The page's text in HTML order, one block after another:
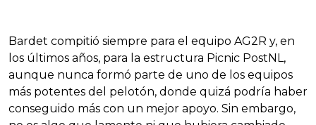
Bardet compitió siempre para el equipo AG2R y, en
los últimos años, para la estructura Picnic PostNL,
aunque nunca formó parte de uno de los equipos
más potentes del pelotón, donde quizá podría haber
conseguido más con un mejor apoyo. Sin embargo,